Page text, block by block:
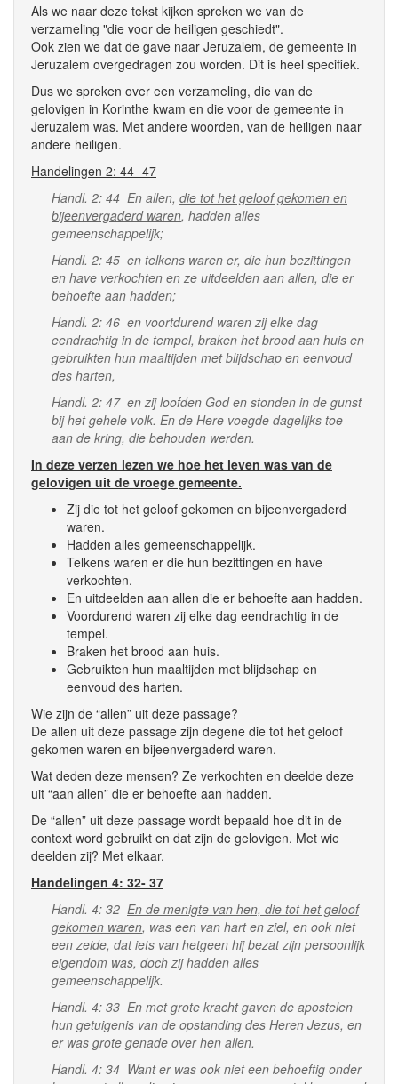
Als we naar deze tekst kijken spreken we van de
verzameling "die voor de heiligen geschiedt".
Ook zien we dat de gave naar Jeruzalem, de gemeente in
Jeruzalem overgedragen zou worden. Dit is heel specifiek.
Dus we spreken over een verzameling, die van de
gelovigen in Korinthe kwam en die voor de gemeente in
Jeruzalem was. Met andere woorden, van de heiligen naar
andere heiligen.
Handelingen 2: 44- 47
Handl. 2: 44 En allen, die tot het geloof gekomen en
bijeenvergaderd waren, hadden alles
gemeenschappelijk;
Handl. 2: 45 en telkens waren er, die hun bezittingen
en have verkochten en ze uitdeelden aan allen, die er
behoefte aan hadden;
Handl. 2: 46 en voortdurend waren zij elke dag
eendrachtig in de tempel, braken het brood aan huis en
gebruikten hun maaltijden met blijdschap en eenvoud
des harten,
Handl. 2: 47 en zij loofden God en stonden in de gunst
bij het gehele volk. En de Here voegde dagelijks toe
aan de kring, die behouden werden.
In deze verzen lezen we hoe het leven was van de
gelovigen uit de vroege gemeente.
Zij die tot het geloof gekomen en bijeenvergaderd
waren.
Hadden alles gemeenschappelijk.
Telkens waren er die hun bezittingen en have
verkochten.
En uitdeelden aan allen die er behoefte aan hadden.
Voordurend waren zij elke dag eendrachtig in de
tempel.
Braken het brood aan huis.
Gebruikten hun maaltijden met blijdschap en
eenvoud des harten.
Wie zijn de “allen” uit deze passage?
De allen uit deze passage zijn degene die tot het geloof
gekomen waren en bijeenvergaderd waren.
Wat deden deze mensen? Ze verkochten en deelde deze
uit “aan allen” die er behoefte aan hadden.
De “allen” uit deze passage wordt bepaald hoe dit in de
context word gebruikt en dat zijn de gelovigen. Met wie
deelden zij? Met elkaar.
Handelingen 4: 32- 37
Handl. 4: 32 En de menigte van hen, die tot het geloof
gekomen waren, was een van hart en ziel, en ook niet
een zeide, dat iets van hetgeen hij bezat zijn persoonlijk
eigendom was, doch zij hadden alles
gemeenschappelijk.
Handl. 4: 33 En met grote kracht gaven de apostelen
hun getuigenis van de opstanding des Heren Jezus, en
er was grote genade over hen allen.
Handl. 4: 34 Want er was ook niet een behoeftig onder